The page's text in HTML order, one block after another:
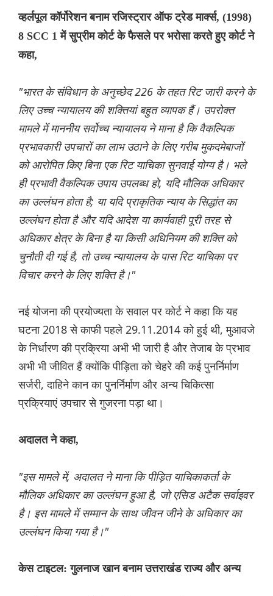
व्हर्लपूल कॉर्पोरेशन बनाम रजिस्ट्रार ऑफ ट्रेड मार्क्स, (1998)
8 SCC 1 में सुप्रीम कोर्ट के फैसले पर भरोसा करते हुए कोर्ट ने
कहा,
"भारत के संविधान के अनुच्छेद 226 के तहत रिट जारी करने के
लिए उच्च न्यायालय की शक्तियां बहुत व्यापक हैं। उपरोक्त
मामले में माननीय सर्वोच्च न्यायालय ने माना है कि वैकल्पिक
प्रभावकारी उपचारों का लाभ उठाने के लिए गरीब मुकदमेबाजों
को आरोपित किए बिना एक रिट याचिका सुनवाई योग्य है। भले
ही प्रभावी वैकल्पिक उपाय उपलब्ध हो, यदि मौलिक अधिकार
का उल्लंघन होता है; या यदि प्राकृतिक न्याय के सिद्धांत का
उल्लंघन होता है और यदि आदेश या कार्यवाही पूरी तरह से
अधिकार क्षेत्र के बिना है या किसी अधिनियम की शक्ति को
चुनौती दी गई है, तो उच्च न्यायालय के पास रिट याचिका पर
विचार करने के लिए शक्ति है।"
नई योजना की प्रयोज्यता के सवाल पर कोर्ट ने कहा कि यह
घटना 2018 से काफी पहले 29.11.2014 को हुई थी, मुआवजे
के निर्धारण की प्रक्रिया अभी भी जारी है और तेजाब के प्रभाव
अभी भी जीवित हैं क्योंकि पीड़िता को चेहरे की कई पुनर्निर्माण
सर्जरी, दाहिने कान का पुनर्निर्माण और अन्य चिकित्सा
प्रक्रियाएं उपचार से गुजरना पड़ा था।
अदालत ने कहा,
"इस मामले में, अदालत ने माना कि पीड़ित याचिकाकर्ता के
मौलिक अधिकार का उल्लंघन हुआ है, जो एसिड अटैक सर्वाइवर
है। इस मामले में सम्मान के साथ जीवन जीने के अधिकार का
उल्लंघन किया गया है।"
केस टाइटल: गुलनाज खान बनाम उत्तराखंड राज्य और अन्य